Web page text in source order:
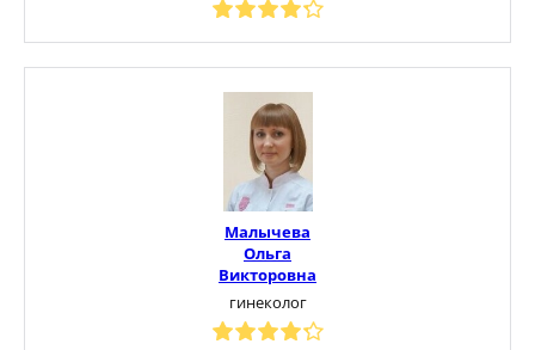
Малычева
Ольга
Викторовна
гинеколог